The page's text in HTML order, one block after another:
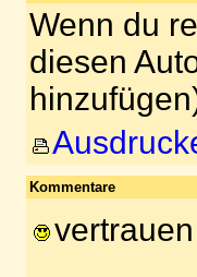
Wenn du
diesen
Kommentare